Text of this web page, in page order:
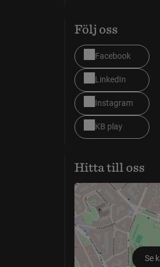
Följ oss
Facebook
LinkedIn
Instagram
KB play
Hitta till oss
Se